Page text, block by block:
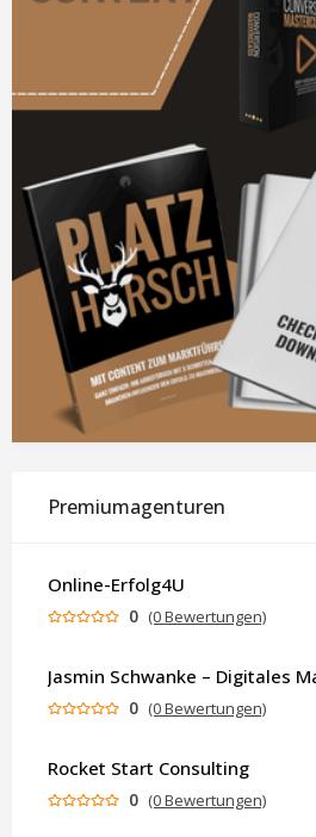
Premiumagenturen
Online-Erfolg4U
0 (0 Bewertungen)
0 (0 Bewertungen)
Rocket Start Consulting
0 (0 Bewertungen)